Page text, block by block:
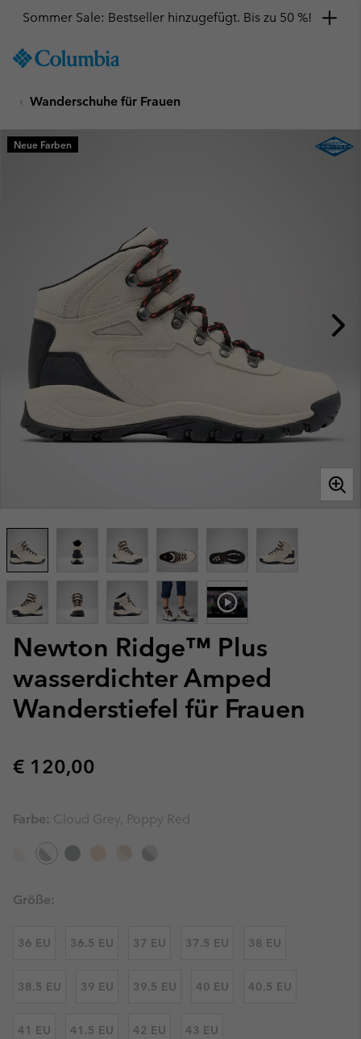
TO
SKIP
MAIN
NAV
Sommer Sale: Bestseller hinzugefügt. Bis zu 50 %!
Wanderschuhe für Frauen
Newton Ridge™ Plus
wasserdichter Amped
Wanderstiefel für Frauen
Regular price:
€ 120,00
Neue Farben
Farbe: Cloud Grey, Poppy Red
Größe:
36 EU 36.5 EU 37 EU 37.5 EU 38 EU
38.5 EU 39 EU 39.5 EU 40 EU 40.5 EU
41 EU 41.5 EU 42 EU 43 EU